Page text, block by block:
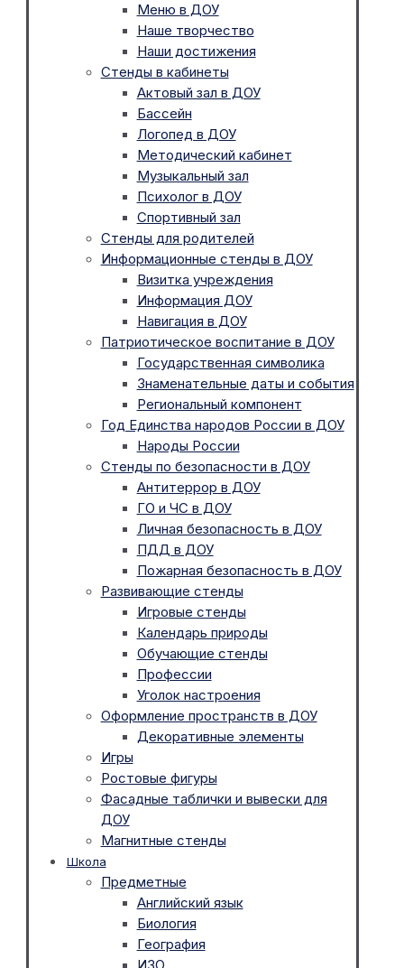
Меню в ДОУ
Наше творчество
Наши достижения
Стенды в кабинеты
Актовый зал в ДОУ
Бассейн
Логопед в ДОУ
Методический кабинет
Музыкальный зал
Психолог в ДОУ
Спортивный зал
Стенды для родителей
Информационные стенды в ДОУ
Визитка учреждения
Информация ДОУ
Навигация в ДОУ
Патриотическое воспитание в ДОУ
Государственная символика
Знаменательные даты и события
Региональный компонент
Год Единства народов России в ДОУ
Народы России
Стенды по безопасности в ДОУ
Антитеррор в ДОУ
ГО и ЧС в ДОУ
Личная безопасность в ДОУ
ПДД в ДОУ
Пожарная безопасность в ДОУ
Развивающие стенды
Игровые стенды
Календарь природы
Обучающие стенды
Профессии
Уголок настроения
Оформление пространств в ДОУ
Декоративные элементы
Игры
Ростовые фигуры
Фасадные таблички и вывески для
ДОУ
Магнитные стенды
Школа
Предметные
Английский язык
Биология
География